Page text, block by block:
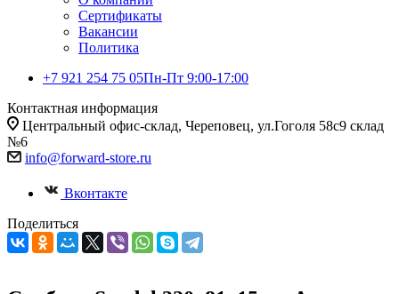
Сертификаты
Вакансии
Политика
+7 921 254 75 05Пн-Пт 9:00-17:00
Контактная информация
Центральный офис-склад, Череповец, ул.Гоголя 58с9 склад
№6
info@forward-store.ru
Вконтакте
Поделиться